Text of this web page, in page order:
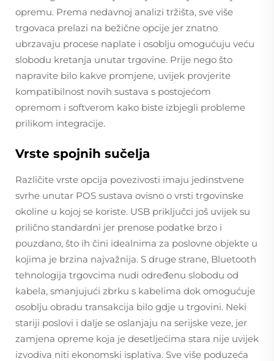
opremu. Prema nedavnoj analizi tržišta, sve više
trgovaca prelazi na bežične opcije jer znatno
ubrzavaju procese naplate i osoblju omogućuju veću
slobodu kretanja unutar trgovine. Prije nego što
napravite bilo kakve promjene, uvijek provjerite
kompatibilnost novih sustava s postojećom
opremom i softverom kako biste izbjegli probleme
prilikom integracije.
Vrste spojnih sučelja
Različite vrste opcija povezivosti imaju jedinstvene
svrhe unutar POS sustava ovisno o vrsti trgovinske
okoline u kojoj se koriste. USB priključci još uvijek su
prilično standardni jer prenose podatke brzo i
pouzdano, što ih čini idealnima za poslovne objekte u
kojima je brzina najvažnija. S druge strane, Bluetooth
tehnologija trgovcima nudi određenu slobodu od
kabela, smanjujući zbrku s kabelima dok omogućuje
osoblju obradu transakcija bilo gdje u trgovini. Neki
stariji poslovi i dalje se oslanjaju na serijske veze, jer
zamjena opreme koja je desetljećima stara nije uvijek
izvodiva niti ekonomski isplativa. Sve više poduzeća